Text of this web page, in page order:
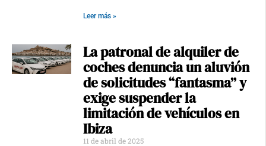
Leer más »
La patronal de alquiler de
coches denuncia un aluvión
de solicitudes “fantasma” y
exige suspender la
limitación de vehículos en
Ibiza
11 de abril de 2025